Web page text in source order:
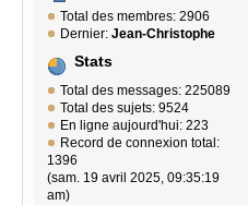
Total des membres: 2906
Dernier: Jean-Christophe
Stats
Total des messages: 225089
Total des sujets: 9524
En ligne aujourd'hui: 223
Record de connexion total:
1396
(sam. 19 avril 2025, 09:35:19
am)